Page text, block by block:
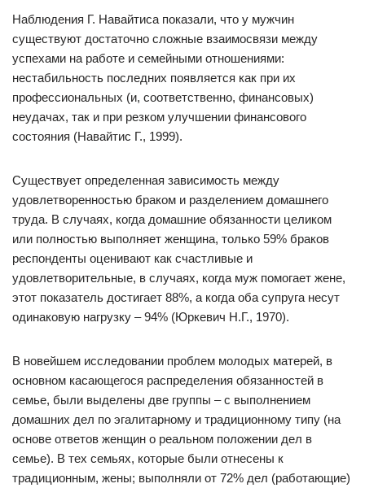
Наблюдения Г. Навайтиса показали, что у мужчин
существуют достаточно сложные взаимосвязи между
успехами на работе и семейными отношениями:
нестабильность последних появляется как при их
профессиональных (и, соответственно, финансовых)
неудачах, так и при резком улучшении финансового
состояния (Навайтис Г., 1999).
Существует определенная зависимость между
удовлетворенностью браком и разделением домашнего
труда. В случаях, когда домашние обязанности целиком
или полностью выполняет женщина, только 59% браков
респонденты оценивают как счастливые и
удовлетворительные, в случаях, когда муж помогает жене,
этот показатель достигает 88%, а когда оба супруга несут
одинаковую нагрузку – 94% (Юркевич Н.Г., 1970).
В новейшем исследовании проблем молодых матерей, в
основном касающегося распределения обязанностей в
семье, были выделены две группы – с выполнением
домашних дел по эгалитарному и традиционному типу (на
основе ответов женщин о реальном положении дел в
семье). В тех семьях, которые были отнесены к
традиционным, жены; выполняли от 72% дел (работающие)